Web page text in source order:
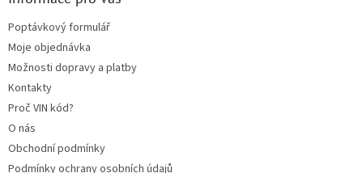
Poptávkový formulář
Moje objednávka
Možnosti dopravy a platby
Kontakty
Proč VIN kód?
O nás
Obchodní podmínky
Podmínky ochrany osobních údajů